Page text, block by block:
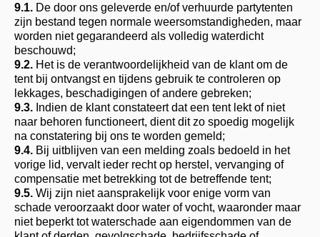
9.1. De door ons geleverde en/of verhuurde partytenten
zijn bestand tegen normale weersomstandigheden, maar
worden niet gegarandeerd als volledig waterdicht
beschouwd;
9.2. Het is de verantwoordelijkheid van de klant om de
tent bij ontvangst en tijdens gebruik te controleren op
lekkages, beschadigingen of andere gebreken;
9.3. Indien de klant constateert dat een tent lekt of niet
naar behoren functioneert, dient dit zo spoedig mogelijk
na constatering bij ons te worden gemeld;
9.4. Bij uitblijven van een melding zoals bedoeld in het
vorige lid, vervalt ieder recht op herstel, vervanging of
compensatie met betrekking tot de betreffende tent;
9.5. Wij zijn niet aansprakelijk voor enige vorm van
schade veroorzaakt door water of vocht, waaronder maar
niet beperkt tot waterschade aan eigendommen van de